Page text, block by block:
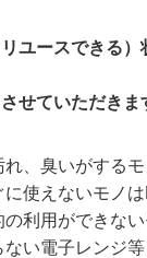
ユースできる）
せていただき
、臭いがする
使えないモノ
利用ができな
い電子レンジ等